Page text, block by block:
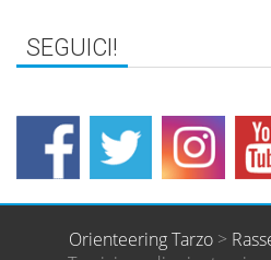
Orienteering Tarzo >